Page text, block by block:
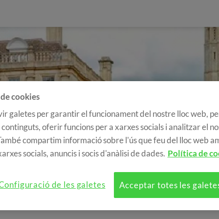
> Cursos>Grups escolars
A L'ESTRANGER
ESCOLARS
cookies
galetes per garantir el funcionament del nostre lloc web,
continguts, oferir funcions per a xarxes socials i analitzar el
compartim informació sobre l'ús que feu del lloc web
socials, anuncis i socis d'anàlisi de dades. Política de
Acceptar totes les
de les galetes